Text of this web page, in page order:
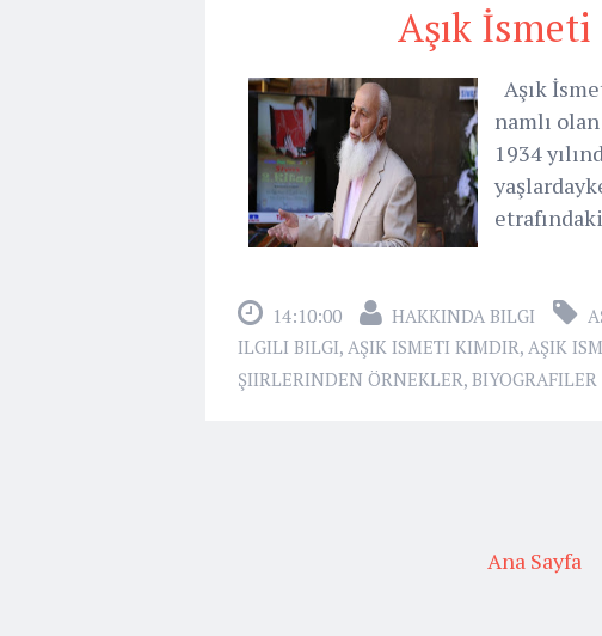
Aşık
Aşık
namlı
1934
14:10:00 HAKKINDA BILGI
ILGILI BILGI, AŞIK ISMETI KIMDIR, AŞIK
ŞIIRLERINDEN ÖRNEKLER, BIYOGRAFILER
Ana Sayfa